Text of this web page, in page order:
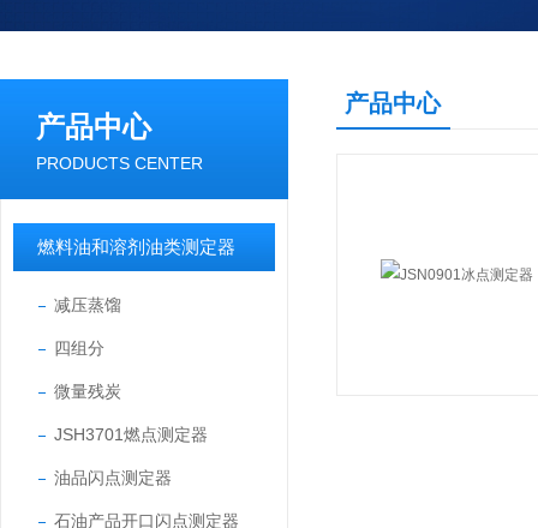
产品中心
PRODUCTS CENTER
燃料油和溶剂油类测定器
减压蒸馏
四组分
微量残炭
JSH3701燃点测定器
油品闪点测定器
石油产品开口闪点测定器
产品中心